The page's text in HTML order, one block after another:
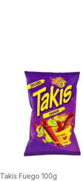
Takis Fuego 100g